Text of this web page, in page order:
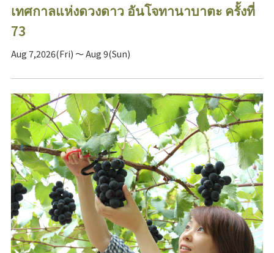
เทศกาลแห่งดวงดาว อันโจทานาบาตะ ครั้งที่
73
Aug 7,2026(Fri) ～ Aug 9(Sun)